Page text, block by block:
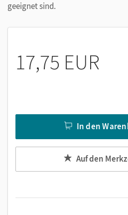
geeignet sind.
17,75 EUR
In den
Auf den